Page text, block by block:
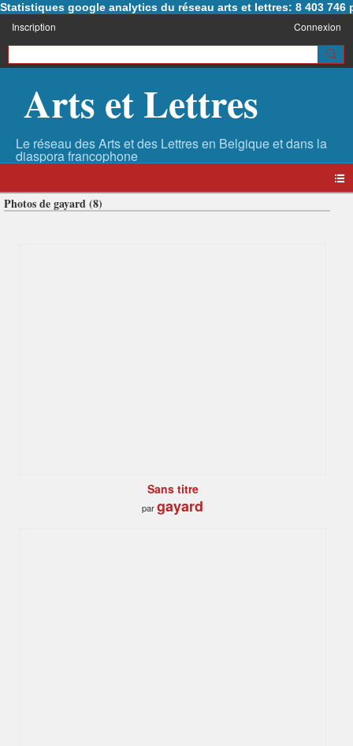
Statistiques google analytics du réseau arts et lettres: 8 403 746
Inscription Connexion
Arts et Lettres
Photos de gayard (8)
Sans titre
pargayard